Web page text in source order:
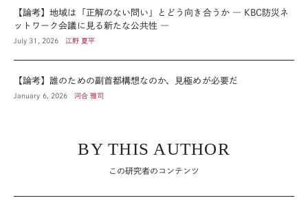
【論考】地域は「正解のない問い」とどう向き合うか ― KBC防災ネ
ットワーク会議に見る新たな公共性 ―
July 31, 2026 江野 夏平
【論考】誰のための副首都構想なのか、見極めが必要だ
January 6, 2026 河合 雅司
BY THIS AUTHOR
この研究者のコンテンツ